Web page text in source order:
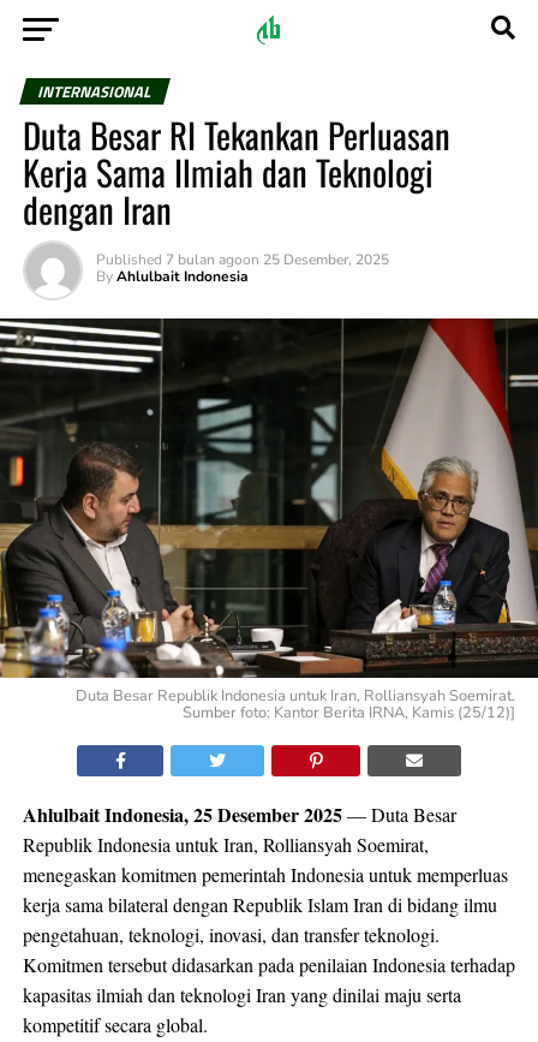
INTERNASIONAL
Duta Besar RI Tekankan Perluasan
Kerja Sama Ilmiah dan Teknologi
dengan Iran
Published 7 bulan agoon 25 Desember, 2025
By Ahlulbait Indonesia
Duta Besar Republik Indonesia untuk Iran, Rolliansyah Soemirat.
Sumber foto: Kantor Berita IRNA, Kamis (25/12)]
Ahlulbait Indonesia, 25 Desember 2025— Duta Besar
Republik Indonesia untuk Iran, Rolliansyah Soemirat,
menegaskan komitmen pemerintah Indonesia untuk memperluas
kerja sama bilateral dengan Republik Islam Iran di bidang ilmu
pengetahuan, teknologi, inovasi, dan transfer teknologi.
Komitmen tersebut didasarkan pada penilaian Indonesia terhadap
kapasitas ilmiah dan teknologi Iran yang dinilai maju serta
kompetitif secara global.